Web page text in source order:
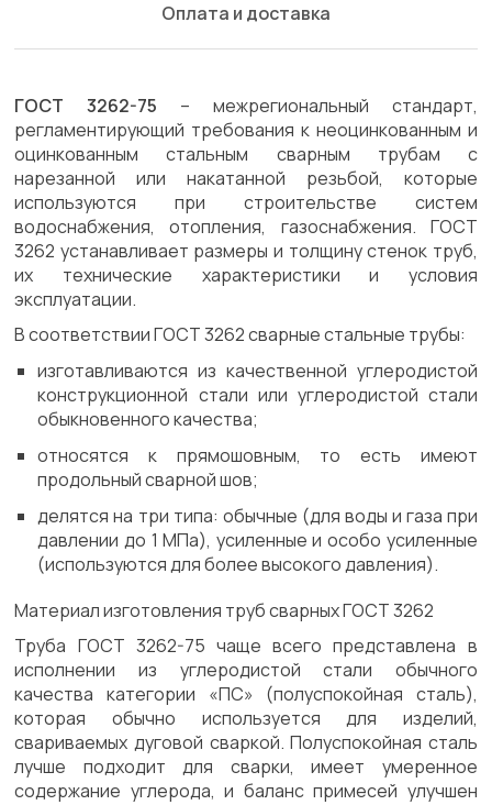
Оплата и доставка
ГОСТ 3262-75 – межрегиональный стандарт,
регламентирующий требования к неоцинкованным и
оцинкованным стальным сварным трубам с
нарезанной или накатанной резьбой, которые
используются при строительстве систем
водоснабжения, отопления, газоснабжения. ГОСТ
3262 устанавливает размеры и толщину стенок труб,
их технические характеристики и условия
эксплуатации.
В соответствии ГОСТ 3262 сварные стальные трубы:
изготавливаются из качественной углеродистой
конструкционной стали или углеродистой стали
обыкновенного качества;
относятся к прямошовным, то есть имеют
продольный сварной шов;
делятся на три типа: обычные (для воды и газа при
давлении до 1 МПа), усиленные и особо усиленные
(используются для более высокого давления).
Материал изготовления труб сварных ГОСТ 3262
Труба ГОСТ 3262-75 чаще всего представлена в
исполнении из углеродистой стали обычного
качества категории «ПС» (полуспокойная сталь),
которая обычно используется для изделий,
свариваемых дуговой сваркой. Полуспокойная сталь
лучше подходит для сварки, имеет умеренное
содержание углерода, и баланс примесей улучшен